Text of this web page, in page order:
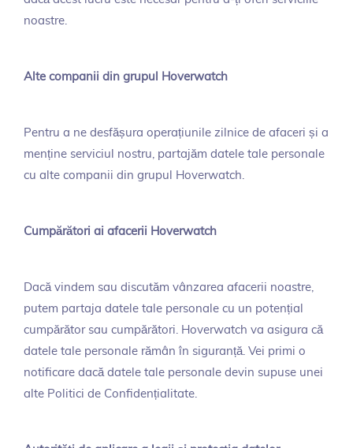
noastre.
Alte companii din grupul Hoverwatch
Pentru a ne desfășura operațiunile zilnice de afaceri și a
menține serviciul nostru, partajăm datele tale personale
cu alte companii din grupul Hoverwatch.
Cumpărători ai afacerii Hoverwatch
Dacă vindem sau discutăm vânzarea afacerii noastre,
putem partaja datele tale personale cu un potențial
cumpărător sau cumpărători. Hoverwatch va asigura că
datele tale personale rămân în siguranță. Vei primi o
notificare dacă datele tale personale devin supuse unei
alte Politici de Confidențialitate.